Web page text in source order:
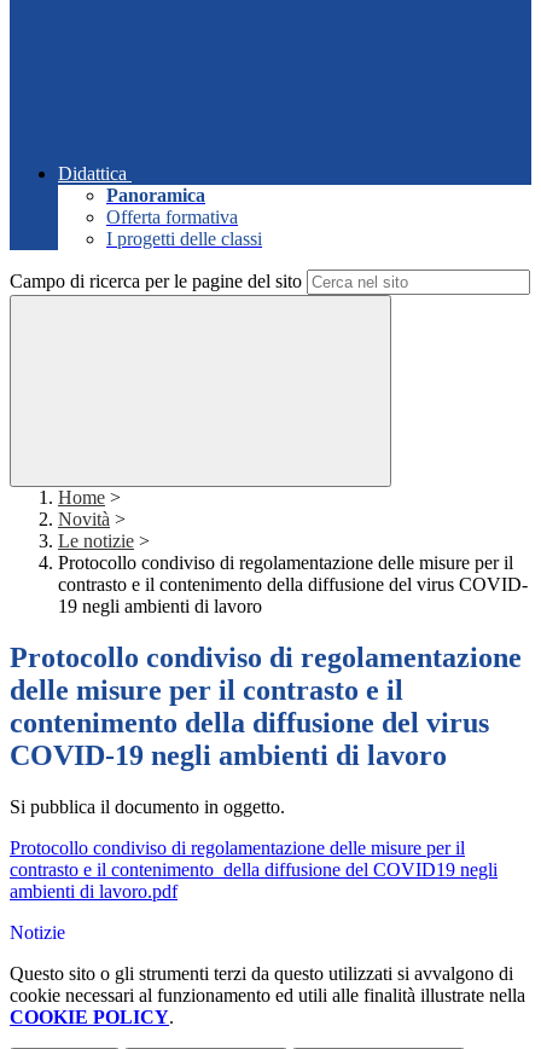
Didattica
Panoramica
Offerta formativa
I progetti delle classi
Campo di ricerca per le pagine del sito
Home >
Novità >
Le notizie >
Protocollo condiviso di regolamentazione delle misure per il
contrasto e il contenimento della diffusione del virus COVID-
19 negli ambienti di lavoro
Protocollo condiviso di regolamentazione
delle misure per il contrasto e il
contenimento della diffusione del virus
COVID-19 negli ambienti di lavoro
Si pubblica il documento in oggetto.
Protocollo condiviso di regolamentazione delle misure per il
contrasto e il contenimento_della diffusione del COVID19 negli
ambienti di lavoro.pdf
Notizie
Questo sito o gli strumenti terzi da questo utilizzati si avvalgono di
cookie necessari al funzionamento ed utili alle finalità illustrate nella
COOKIE POLICY.